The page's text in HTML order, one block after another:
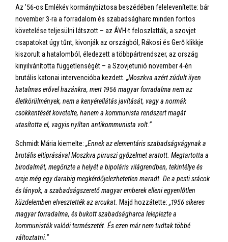
Az ’56-os Emlékév kormánybiztosa beszédében felelevenítette: bár
november 3-ra a forradalom és szabadságharc minden fontos
követelése teljesülni látszott – az ÁVH-t feloszlatták, a szovjet
csapatokat úgy tűnt, kivonják az országból, Rákosi és Gerő klikkje
kiszorult a hatalomból, éledezett a többpártrendszer, az ország
kinyilvánította függetlenségét – a Szovjetunió november 4-én
brutális katonai intervencióba kezdett. „Moszkva azért zúdult ilyen
hatalmas erővel hazánkra, mert 1956 magyar forradalma nem az
életkörülmények, nem a kenyérellátás javítását, vagy a normák
csökkentését követelte, hanem a kommunista rendszert magát
utasította el, vagyis nyíltan antikommunista volt.”
Schmidt Mária kiemelte: „Ennek az elementáris szabadságvágynak a
brutális eltiprásával Moszkva pirruszi győzelmet aratott. Megtartotta a
birodalmát, megőrizte a helyét a bipoláris világrendben, tekintélye és
ereje még egy darabig megkérdőjelezhetetlen maradt. De a pesti srácok
és lányok, a szabadságszerető magyar emberek elleni egyenlőtlen
küzdelemben elvesztették az arcukat. Majd hozzátette: „1956 sikeres
magyar forradalma, és bukott szabadságharca leleplezte a
kommunisták valódi természetét. És ezen már nem tudtak többé
változtatni.”